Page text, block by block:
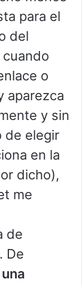
para el
del
o
aparezca
y sin
de elegir
en la
dicho),
me
de
De